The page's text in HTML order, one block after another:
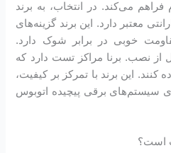
می‌کند. در انتخاب، به برند
معتبر دارد. این برند گزینه‌های
خوبی در برابر شوک دارد.
از نصب. برنا مراکز تست دارد که
کنند. این برند با تمرکز بر کیفیت،
سیستم‌های برقی پیچیده اتوبوس
است؟